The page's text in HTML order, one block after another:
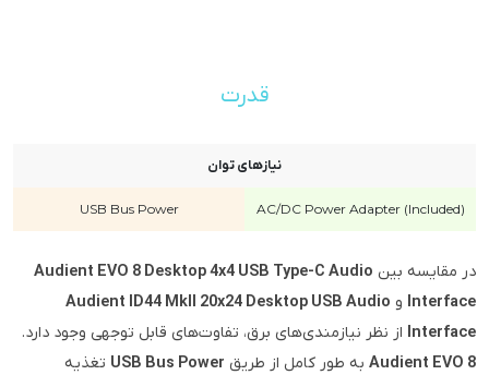
قدرت
نیازهای توان
AC/DC Power Adapter (Included)
USB Bus Power
در مقایسه بین Audient EVO 8 Desktop 4x4 USB Type-C Audio
Interface و Audient ID44 MkII 20x24 Desktop USB Audio
Interface از نظر نیازمندی‌های برق، تفاوت‌های قابل توجهی وجود دارد.
Audient EVO 8 به طور کامل از طریق USB Bus Power تغذیه